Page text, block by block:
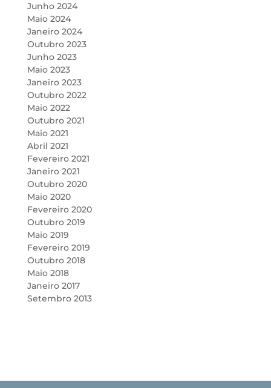
Junho 2024
Maio 2024
Janeiro 2024
Outubro 2023
Junho 2023
Maio 2023
Janeiro 2023
Outubro 2022
Maio 2022
Outubro 2021
Maio 2021
Abril 2021
Fevereiro 2021
Janeiro 2021
Outubro 2020
Maio 2020
Fevereiro 2020
Outubro 2019
Maio 2019
Fevereiro 2019
Outubro 2018
Maio 2018
Janeiro 2017
Setembro 2013